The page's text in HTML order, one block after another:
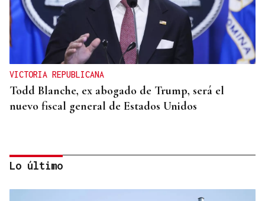
VICTORIA REPUBLICANA
Todd Blanche, ex abogado de Trump, será el
nuevo fiscal general de Estados Unidos
Lo último